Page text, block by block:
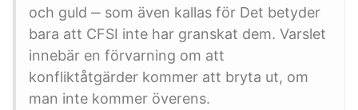
och guld ‒ som även kallas för Det betyder
bara att CFSI inte har granskat dem. Varslet
innebär en förvarning om att
konfliktåtgärder kommer att bryta ut, om
man inte kommer överens.